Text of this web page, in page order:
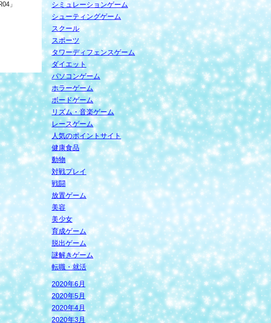
」
シミュレーションゲーム
シューティングゲーム
スクール
スポーツ
タワーディフェンスゲーム
ダイエット
パソコンゲーム
ホラーゲーム
ボードゲーム
リズム・音楽ゲーム
レースゲーム
人気のポイントサイト
健康食品
動物
対戦プレイ
戦闘
放置ゲーム
美容
美少女
育成ゲーム
脱出ゲーム
謎解きゲーム
転職・就活
2020年6月
2020年5月
2020年4月
2020年3月